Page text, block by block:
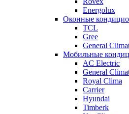
Energolux
Оконные
TCL
Gree
General
Мобильные
AC Electric
General
Royal Clima
Carrier
Hyundai
Timberk